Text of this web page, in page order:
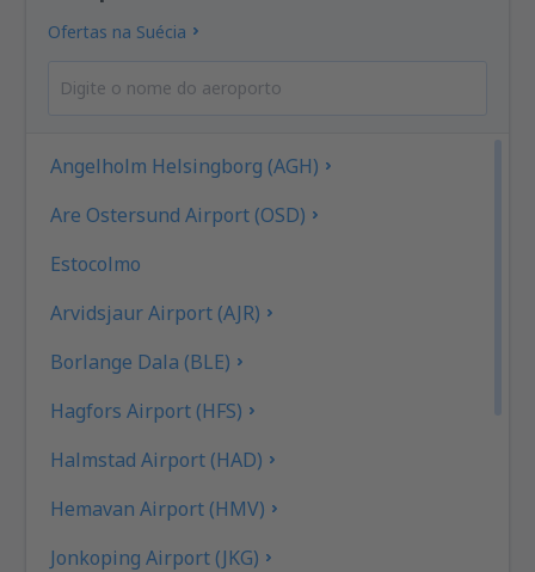
Ofertas na Suécia
Angelholm Helsingborg (AGH)
Are Ostersund Airport (OSD)
Estocolmo
Arvidsjaur Airport (AJR)
Borlange Dala (BLE)
Hagfors Airport (HFS)
Halmstad Airport (HAD)
Hemavan Airport (HMV)
Jonkoping Airport (JKG)